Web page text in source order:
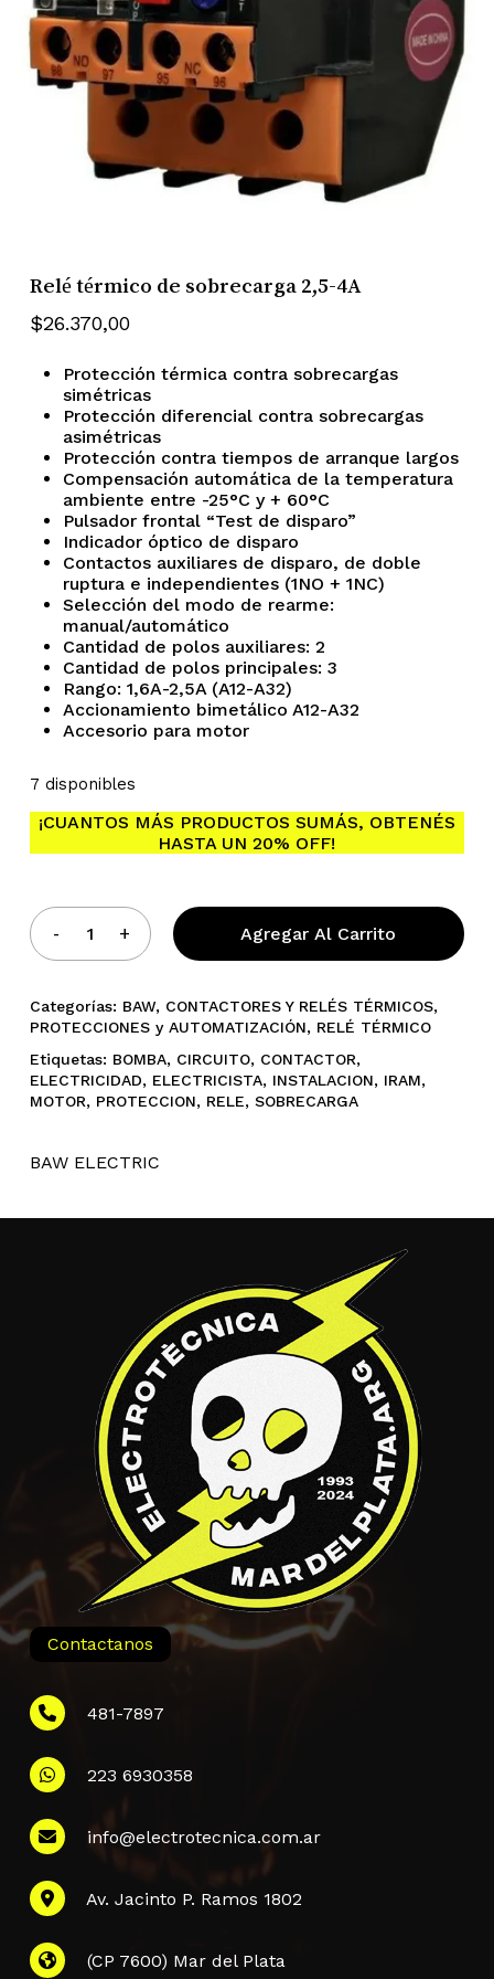
Go To Shop
Relé térmico de sobrecarga 2,5-4A
$26.370,00
Protección térmica contra sobrecargas
simétricas
Protección diferencial contra sobrecargas
asimétricas
Protección contra tiempos de arranque largos
Compensación automática de la temperatura
ambiente entre -25°C y + 60°C
Pulsador frontal “Test de disparo”
Indicador óptico de disparo
Contactos auxiliares de disparo, de doble
ruptura e independientes (1NO + 1NC)
Selección del modo de rearme:
manual/automático
Cantidad de polos auxiliares: 2
Cantidad de polos principales: 3
Rango: 1,6A-2,5A (A12-A32)
Accionamiento bimetálico A12-A32
Accesorio para motor
7 disponibles
¡CUANTOS MÁS PRODUCTOS SUMÁS, OBTENÉS
HASTA UN 20% OFF!
Agregar Al Carrito
Categorías: BAW, CONTACTORES Y RELÉS TÉRMICOS,
PROTECCIONES y AUTOMATIZACIÓN, RELÉ TÉRMICO
Etiquetas: BOMBA, CIRCUITO, CONTACTOR,
ELECTRICIDAD, ELECTRICISTA, INSTALACION, IRAM,
MOTOR, PROTECCION, RELE, SOBRECARGA
BAW ELECTRIC
Contactanos
481-7897
223 6930358
info@electrotecnica.com.ar
Av. Jacinto P. Ramos 1802
(CP 7600) Mar del Plata
Información
QUIENES SOMOS
POLÍTICA DE PRIVACIDAD
PREGUNTAS FRECUENTES
CONTACTANOS